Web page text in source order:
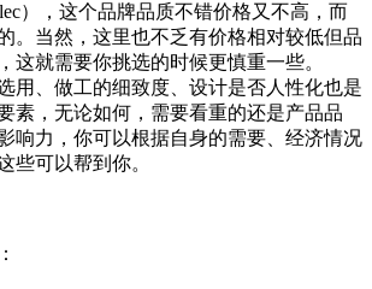
），这个品牌品质不错价格又不高，而
。当然，这里也不乏有价格相对较低但品
这就需要你挑选的时候更慎重一些。
用、做工的细致度、设计是否人性化也是
素，无论如何，需要看重的还是产品品
响力，你可以根据自身的需要、经济情况
些可以帮到你。